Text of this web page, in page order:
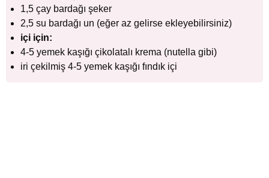
1,5 çay bardağı şeker
2,5 su bardağı un (eğer az gelirse ekleyebilirsiniz)
içi için:
4-5 yemek kaşığı çikolatalı krema (nutella gibi)
iri çekilmiş 4-5 yemek kaşığı fındık içi